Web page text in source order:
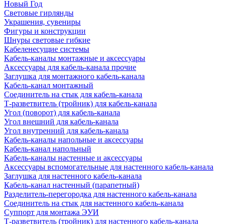
Новый Год
Световые гирлянды
Украшения, сувениры
Фигуры и конструкции
Шнуры световые гибкие
Кабеленесущие системы
Кабель-каналы монтажные и аксессуары
Аксессуары для кабель-канала прочие
Заглушка для монтажного кабель-канала
Кабель-канал монтажный
Соединитель на стык для кабель-канала
Т-разветвитель (тройник) для кабель-канала
Угол (поворот) для кабель-канала
Угол внешний для кабель-канала
Угол внутренний для кабель-канала
Кабель-каналы напольные и аксессуары
Кабель-канал напольный
Кабель-каналы настенные и аксессуары
Аксессуары вспомогательные для настенного кабель-канала
Заглушка для настенного кабель-канала
Кабель-канал настенный (парапетный)
Разделитель-перегородка для настенного кабель-канала
Соединитель на стык для настенного кабель-канала
Суппорт для монтажа ЭУИ
Т-разветвитель (тройник) для настенного кабель-канала